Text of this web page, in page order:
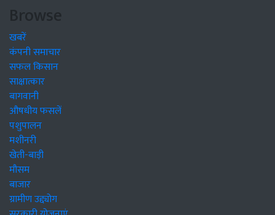
Browse
खबरें
कंपनी समाचार
सफल किसान
साक्षात्कार
बागवानी
औषधीय फसलें
पशुपालन
मशीनरी
खेती-बाड़ी
मौसम
बाजार
ग्रामीण उद्द्योग